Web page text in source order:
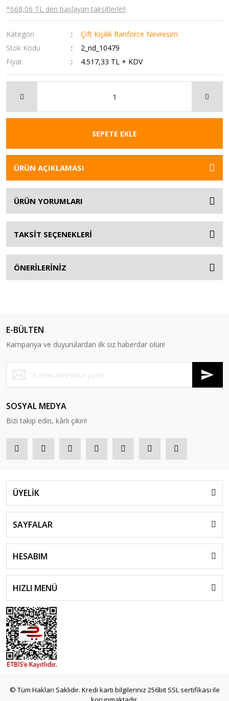
*668,06 TL den başlayan taksitlerle!!
Kategori
Çift Kişilik Ranforce Nevresim
Stok Kodu
2_nd_10479
Fiyat
4.517,33 TL + KDV
SEPETE EKLE
ÜRÜN AÇIKLAMASI
ÜRÜN YORUMLARI
TAKSİT SEÇENEKLERİ
ÖNERİLERİNİZ
E-BÜLTEN
Kampanya ve duyurulardan ilk siz haberdar olun!
SOSYAL MEDYA
Bizi takip edin, kârlı çıkın!
ÜYELİK
SAYFALAR
HESABIM
HIZLI MENÜ
© Tüm Hakları Saklıdır. Kredi kartı bilgileriniz 256bit SSL sertifikası ile